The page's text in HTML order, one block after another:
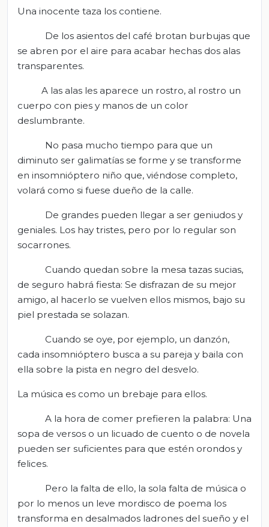
Una inocente taza los contiene.
De los asientos del café brotan burbujas que
se abren por el aire para acabar hechas dos alas
transparentes.
A las alas les aparece un rostro, al rostro un
cuerpo con pies y manos de un color
deslumbrante.
No pasa mucho tiempo para que un
diminuto ser galimatías se forme y se transforme
en insomnióptero niño que, viéndose completo,
volará como si fuese dueño de la calle.
De grandes pueden llegar a ser geniudos y
geniales. Los hay tristes, pero por lo regular son
socarrones.
Cuando quedan sobre la mesa tazas sucias,
de seguro habrá fiesta: Se disfrazan de su mejor
amigo, al hacerlo se vuelven ellos mismos, bajo su
piel prestada se solazan.
Cuando se oye, por ejemplo, un danzón,
cada insomnióptero busca a su pareja y baila con
ella sobre la pista en negro del desvelo.
La música es como un brebaje para ellos.
A la hora de comer prefieren la palabra: Una
sopa de versos o un licuado de cuento o de novela
pueden ser suficientes para que estén orondos y
felices.
Pero la falta de ello, la sola falta de música o
por lo menos un leve mordisco de poema los
transforma en desalmados ladrones del sueño y el